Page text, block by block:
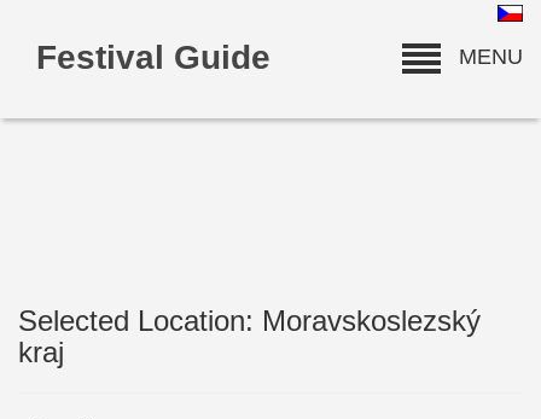
Festival Guide MENU
deneme bonusu
Selected Location: Moravskoslezský
kraj